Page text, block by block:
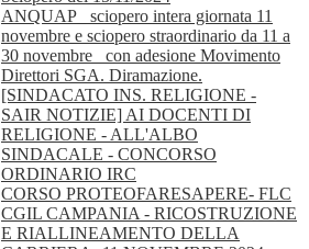
ANQUAP_ sciopero intera giornata 11
novembre e sciopero straordinario da 11 a
30 novembre_ con adesione Movimento
Direttori SGA. Diramazione.
[SINDACATO INS. RELIGIONE -
SAIR NOTIZIE] AI DOCENTI DI
RELIGIONE - ALL'ALBO
SINDACALE - CONCORSO
ORDINARIO IRC
CORSO PROTEOFARESAPERE- FLC
CGIL CAMPANIA - RICOSTRUZIONE
E RIALLINEAMENTO DELLA